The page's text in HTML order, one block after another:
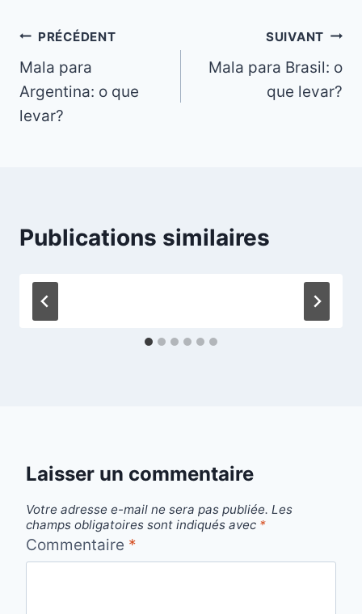
Navigation
de
l’article
PRÉCÉDENT
Mala para
Argentina: o que
levar?
SUIVANT
Mala para Brasil: o
que levar?
Publications similaires
Laisser un commentaire
Votre adresse e-mail ne sera pas publiée. Les
champs obligatoires sont indiqués avec *
Commentaire *